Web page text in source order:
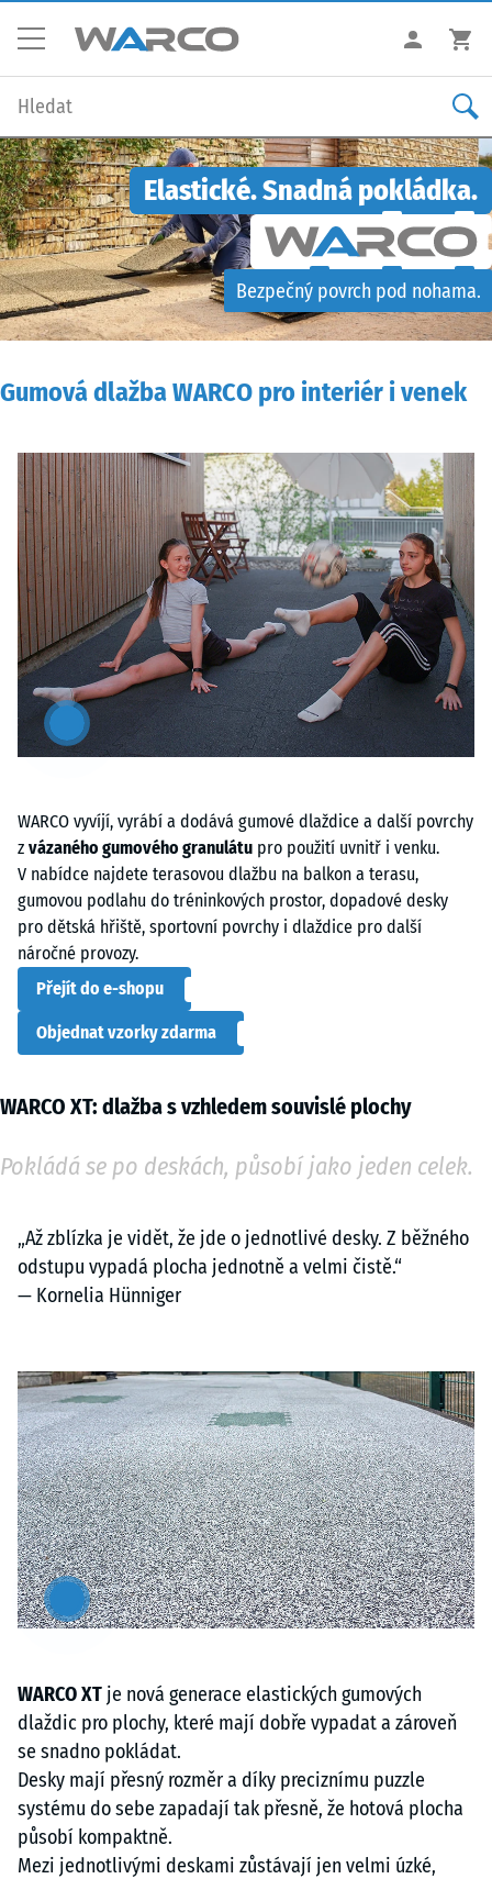
Elastické. Snadná pokládka.
Bezpečný povrch pod nohama.
Gumová dlažba WARCO pro interiér i venek
Artikel
anzeigen
WARCO vyvíjí, vyrábí a dodává gumové dlaždice a další povrchy
z vázaného gumového granulátu pro použití uvnitř i venku.
V nabídce najdete terasovou dlažbu na balkon a terasu,
gumovou podlahu do tréninkových prostor, dopadové desky
pro dětská hřiště, sportovní povrchy i dlaždice pro další
náročné provozy.
Přejít do e-shopu
Objednat vzorky zdarma
WARCO XT: dlažba s vzhledem souvislé plochy
Pokládá se po deskách, působí jako jeden celek.
„Až zblízka je vidět, že jde o jednotlivé desky. Z běžného
odstupu vypadá plocha jednotně a velmi čistě.“
— Kornelia Hünniger
Artikel
anzeigen
WARCO XT je nová generace elastických gumových
dlaždic pro plochy, které mají dobře vypadat a zároveň
se snadno pokládat.
Desky mají přesný rozměr a díky preciznímu puzzle
systému do sebe zapadají tak přesně, že hotová plocha
působí kompaktně.
Mezi jednotlivými deskami zůstávají jen velmi úzké,